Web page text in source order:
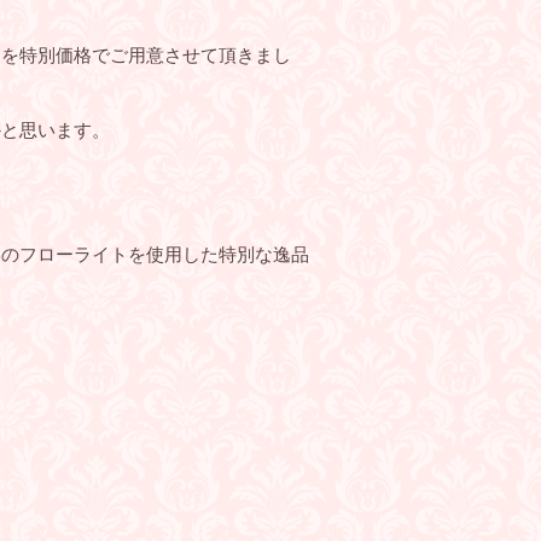
特別価格でご用意させて頂きまし
思います。
フローライトを使用した特別な逸品